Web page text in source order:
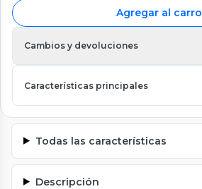
Agregar al carro
Cambios y devoluciones
Características principales
Todas las características
Descripción